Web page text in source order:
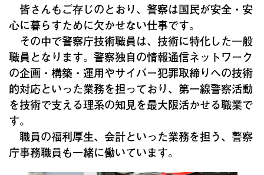
皆さんもご存じのとおり、警察は国民が安全・安
心に暮らすために欠かせない仕事です。
その中で警察庁技術職員は、技術に特化した一般
職員となります。警察独自の情報通信ネットワーク
の企画・構築・運用やサイバー犯罪取締りへの技術
的対応といった業務を担っており、第一線警察活動
を技術で支える理系の知見を最大限活かせる職業で
す。
職員の福利厚生、会計といった業務を担う、警察
庁事務職員も一緒に働いています。